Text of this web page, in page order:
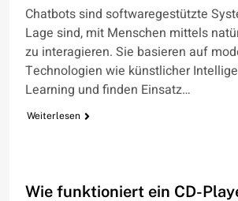
Chatbots sind softwaregestützte
Lage sind, mit Menschen mittels
zu interagieren. Sie basieren auf
Technologien wie künstlicher
Learning und finden Einsatz…
Weiterlesen
Wie funktioniert ein CD-